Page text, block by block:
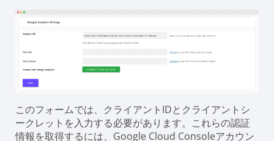
このフォームでは、クライアントIDとクライアントシ
ークレットを入力する必要があります。これらの認証
情報を取得するには、Google Cloud Consoleアカウン